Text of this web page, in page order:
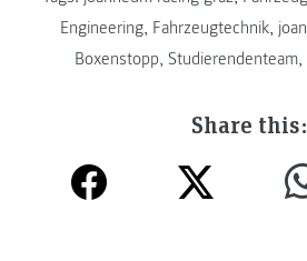
Engineering, Fahrzeugtechnik,
Boxenstopp, Studierendenteam,
Share this: